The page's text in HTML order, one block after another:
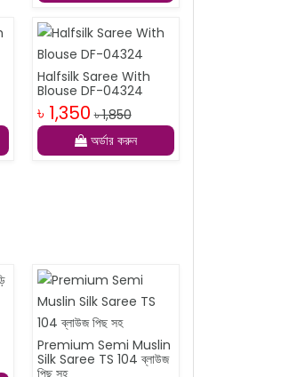
Halfsilk Saree With
Blouse DF-04324
৳ 1,350 ৳ 1,850
অর্ডার করুন
Premium Semi Muslin
Silk Saree TS 104 ব্লাউজ